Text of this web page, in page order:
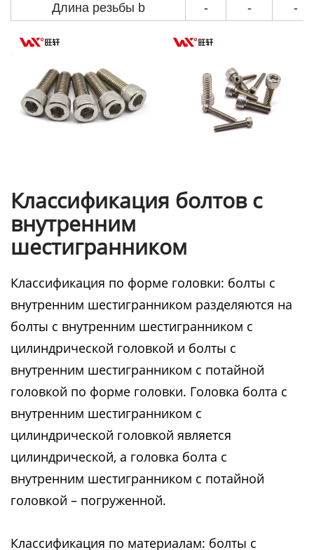
Длина резьбы b - - -
Классификация болтов с
внутренним
шестигранником
Классификация по форме головки: болты с
внутренним шестигранником разделяются на
болты с внутренним шестигранником с
цилиндрической головкой и болты с
внутренним шестигранником с потайной
головкой по форме головки. Головка болта с
внутренним шестигранником с
цилиндрической головкой является
цилиндрической, а головка болта с
внутренним шестигранником с потайной
головкой – погруженной.
Классификация по материалам: болты с